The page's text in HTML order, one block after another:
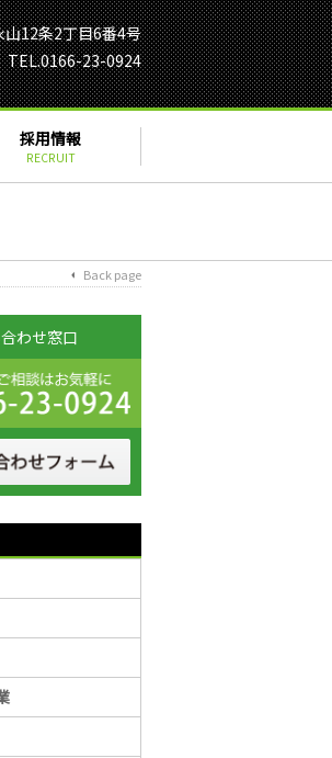
12条2丁目6番4号
TEL.0166-23-0924
採用情報
RECRUIT
Back page
わせ窓口